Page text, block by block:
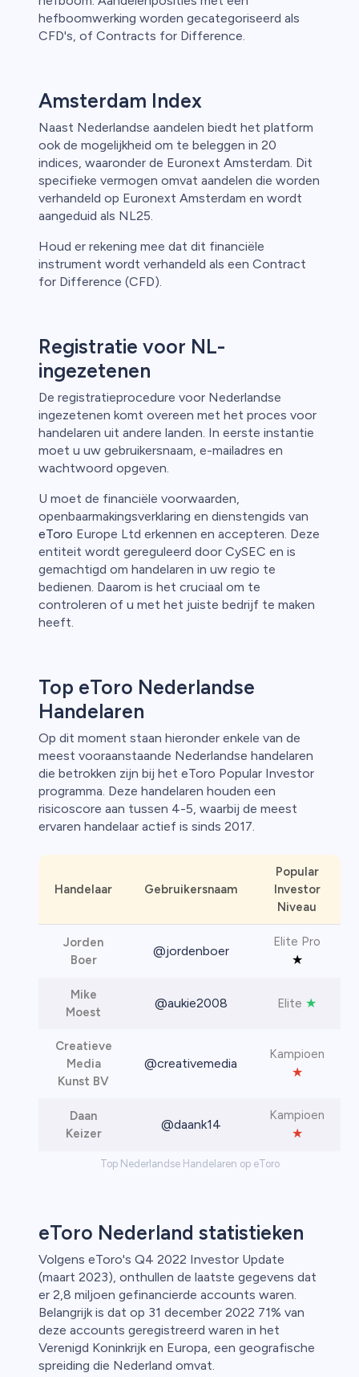
hefboomwerking worden gecategoriseerd als
CFD's, of Contracts for Difference.
Amsterdam Index
Naast Nederlandse aandelen biedt het platform
ook de mogelijkheid om te beleggen in 20
indices, waaronder de Euronext Amsterdam. Dit
specifieke vermogen omvat aandelen die worden
verhandeld op Euronext Amsterdam en wordt
aangeduid als NL25.
Houd er rekening mee dat dit financiële
instrument wordt verhandeld als een Contract
for Difference (CFD).
Registratie voor NL-
ingezetenen
De registratieprocedure voor Nederlandse
ingezetenen komt overeen met het proces voor
handelaren uit andere landen. In eerste instantie
moet u uw gebruikersnaam, e-mailadres en
wachtwoord opgeven.
U moet de financiële voorwaarden,
openbaarmakingsverklaring en dienstengids van
eToro Europe Ltd erkennen en accepteren. Deze
entiteit wordt gereguleerd door CySEC en is
gemachtigd om handelaren in uw regio te
bedienen. Daarom is het cruciaal om te
controleren of u met het juiste bedrijf te maken
heeft.
Top eToro Nederlandse
Handelaren
Op dit moment staan hieronder enkele van de
meest vooraanstaande Nederlandse handelaren
die betrokken zijn bij het eToro Popular Investor
programma. Deze handelaren houden een
risicoscore aan tussen 4-5, waarbij de meest
ervaren handelaar actief is sinds 2017.
Top Nederlandse Handelaren op eToro
Handelaar Gebruikersnaam
Popular
Investor
Niveau
Jorden
Boer
@jordenboer
Elite Pro
★
Mike
Moest
@aukie2008 Elite ★
Creatieve
Media
Kunst BV
@creativemedia
Kampioen
★
Daan
Keizer
@daank14
Kampioen
★
eToro Nederland statistieken
Volgens eToro's Q4 2022 Investor Update
(maart 2023), onthullen de laatste gegevens dat
er 2,8 miljoen gefinancierde accounts waren.
Belangrijk is dat op 31 december 2022 71% van
deze accounts geregistreerd waren in het
Verenigd Koninkrijk en Europa, een geografische
spreiding die Nederland omvat.